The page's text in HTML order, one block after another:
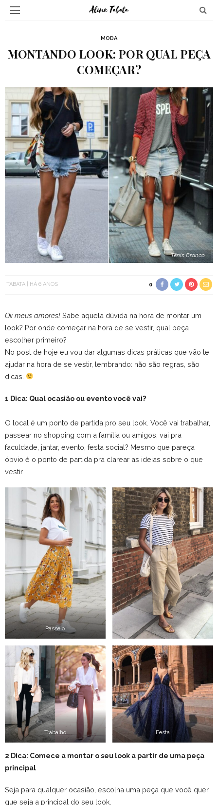
MODA
MONTANDO LOOK: POR QUAL PEÇA
COMEÇAR?
Tênis Branco
TABATA HÁ 6 ANOS 0
Oii meus amores! Sabe aquela dúvida na hora de montar um
look? Por onde começar na hora de se vestir, qual peça
escolher primeiro?
No post de hoje eu vou dar algumas dicas práticas que vão te
ajudar na hora de se vestir, lembrando: não são regras, são
dicas.
1 Dica: Qual ocasião ou evento você vai?
O local é um ponto de partida pro seu look. Você vai trabalhar,
passear no shopping com a família ou amigos, vai pra
faculdade, jantar, evento, festa social? Mesmo que pareça
óbvio é o ponto de partida pra clarear as ideias sobre o que
vestir.
Passeio
Trabalho Festa
2 Dica: Comece a montar o seu look a partir de uma peça
principal
Seja para qualquer ocasião, escolha uma peça que você quer
que seja a principal do seu look.